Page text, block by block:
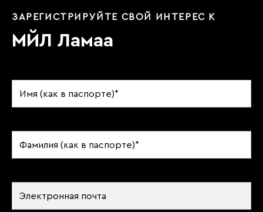
ЗАРЕГИСТРИРУЙТЕ СВОЙ ИНТЕРЕС К
МЙЛ Ламаа